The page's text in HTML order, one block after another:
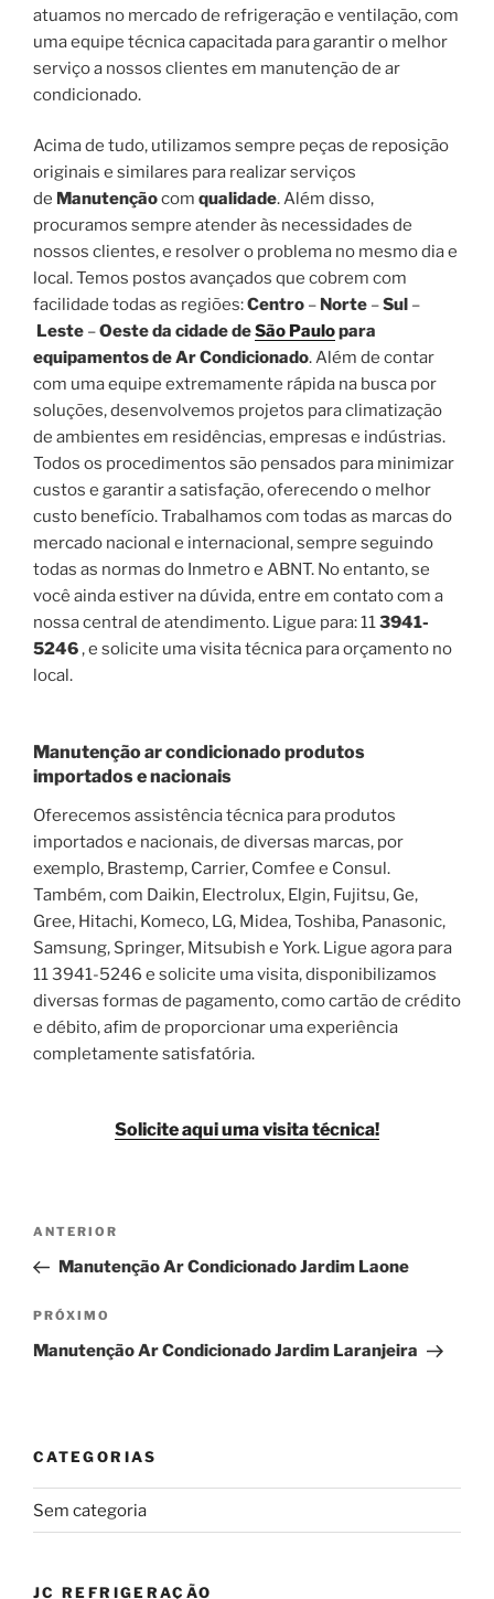
atuamos no mercado de refrigeração e ventilação, com
uma equipe técnica capacitada para garantir o melhor
serviço a nossos clientes em manutenção de ar
condicionado.
Acima de tudo, utilizamos sempre peças de reposição
originais e similares para realizar serviços
de Manutençãocom qualidade. Além disso,
procuramos sempre atender às necessidades de
nossos clientes, e resolver o problema no mesmo dia e
local. Temos postos avançados que cobrem com
facilidade todas as regiões:Centro – Norte –Sul –
Leste –Oeste da cidade deSão Paulopara
equipamentos de Ar Condicionado. Além de contar
com uma equipe extremamente rápida na busca por
soluções, desenvolvemos projetos para climatização
de ambientes em residências, empresas e indústrias.
Todos os procedimentos são pensados para minimizar
custos e garantir a satisfação, oferecendo o melhor
custo benefício. Trabalhamos com todas as marcas do
mercado nacional e internacional, sempre seguindo
todas as normas do Inmetro e ABNT. No entanto, se
você ainda estiver na dúvida, entre em contato com a
nossa central de atendimento. Ligue para: 113941-
5246, e solicite uma visita técnica para orçamento no
local.
Manutenção ar condicionado produtos
importados e nacionais
Oferecemos assistência técnica para produtos
importados e nacionais, de diversas marcas, por
exemplo, Brastemp, Carrier, Comfee e Consul.
Também, com Daikin, Electrolux, Elgin, Fujitsu, Ge,
Gree, Hitachi, Komeco, LG, Midea, Toshiba, Panasonic,
Samsung, Springer, Mitsubish e York. Ligue agora para
11 3941-5246 e solicite uma visita, disponibilizamos
diversas formas de pagamento, como cartão de crédito
e débito, afim de proporcionar uma experiência
completamente satisfatória.
Solicite aqui uma visita técnica!
Navegação
Post
Post
anterior
ANTERIOR
Manutenção Ar Condicionado Jardim Laone
Próximo
post
PRÓXIMO
Manutenção Ar Condicionado Jardim Laranjeira
CATEGORIAS
Sem categoria
JC REFRIGERAÇÃO